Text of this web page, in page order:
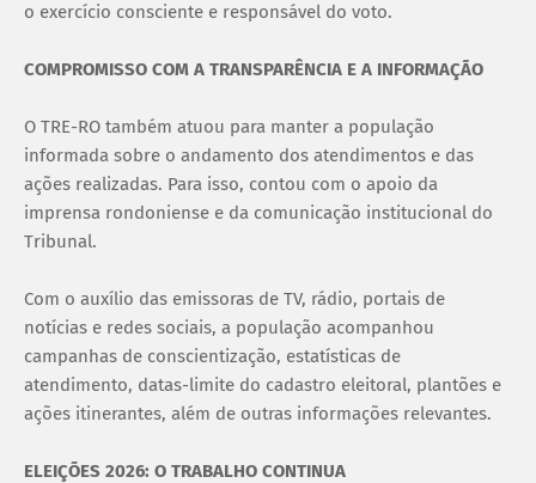
o exercício consciente e responsável do voto.
COMPROMISSO COM A TRANSPARÊNCIA E A INFORMAÇÃO
O TRE-RO também atuou para manter a população
informada sobre o andamento dos atendimentos e das
ações realizadas. Para isso, contou com o apoio da
imprensa rondoniense e da comunicação institucional do
Tribunal.
Com o auxílio das emissoras de TV, rádio, portais de
notícias e redes sociais, a população acompanhou
campanhas de conscientização, estatísticas de
atendimento, datas-limite do cadastro eleitoral, plantões e
ações itinerantes, além de outras informações relevantes.
ELEIÇÕES 2026: O TRABALHO CONTINUA